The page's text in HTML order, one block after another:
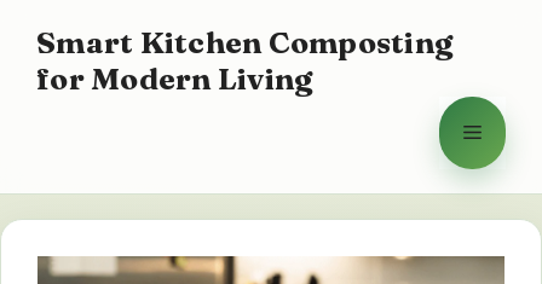
obsah
Smart Kitchen Composting
for Modern Living
Menu